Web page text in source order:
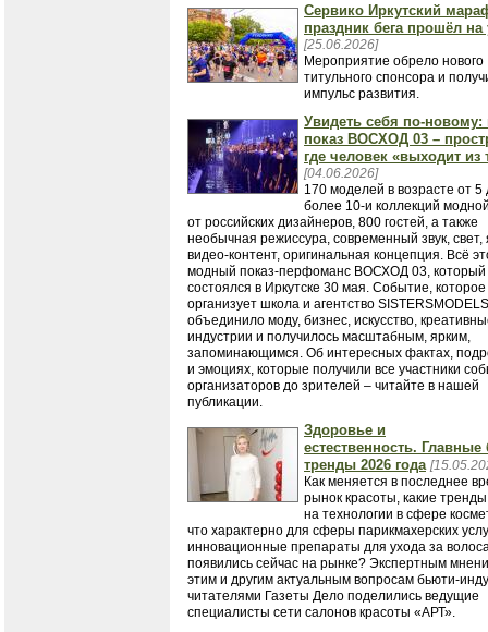
Сервико Иркутский
праздник бега прошёл на
[25.06.2026]
Мероприятие обрело нового
титульного спонсора и
импульс развития.
Увидеть себя по-
показ ВОСХОД 03 –
где человек «выходит из
[04.06.2026]
170 моделей в возрасте от 5
более 10-и коллекций
от российских дизайнеров, 800 гостей, а также
необычная режиссура, современный звук, свет,
видео-контент, оригинальная концепция. Всё
модный показ-перфоманс ВОСХОД 03, который
состоялся в Иркутске 30 мая. Событие,
организует школа и агентство
объединило моду, бизнес, искусство,
индустрии и получилось масштабным, ярким,
запоминающимся. Об интересных фактах,
и эмоциях, которые получили все участники
организаторов до зрителей – читайте в нашей
публикации.
Здоровье и
естественность.
тренды 2026 года
​​​​​​​Как меняется в последнее
рынок красоты, какие
на технологии в сфере
что характерно для сферы парикмахерских
инновационные препараты для ухода за
появились сейчас на рынке? Экспертным
этим и другим актуальным вопросам бьюти-
читателями Газеты Дело поделились ведущие
специалисты сети салонов красоты «АРТ».